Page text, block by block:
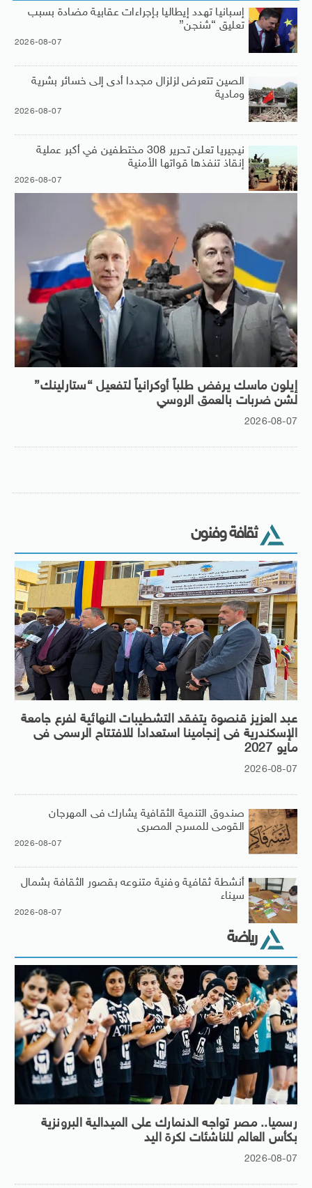
إسبانيا تهدد إيطاليا بإجراءات عقابية مضادة بسبب
تعليق “شنجن”
2026-08-07
الصين تتعرض لزلزال مجددا أدى إلى خسائر بشرية
ومادية
2026-08-07
نيجيريا تعلن تحرير 308 مختطفين في أكبر عملية
إنقاذ تنفذها قواتها الأمنية
2026-08-07
إيلون ماسك يرفض طلباً أوكرانياً لتفعيل “ستارلينك”
لشن ضربات بالعمق الروسي
2026-08-07
ثقافة وفنون
عبد العزيز قنصوة يتفقد التشطيبات النهائية لفرع جامعة
الإسكندرية فى إنجامينا استعدادا للافتتاح الرسمى فى
مايو 2027
2026-08-07
صندوق التنمية الثقافية يشارك فى المهرجان
القومى للمسرح المصرى
2026-08-07
أنشطة ثقافية وفنية متنوعه بقصور الثقافة بشمال
سيناء
2026-08-07
رياضة
رسميا.. مصر تواجه الدنمارك على الميدالية البرونزية
بكأس العالم للناشئات لكرة اليد
2026-08-07